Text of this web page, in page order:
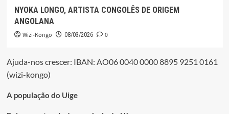
NYOKA LONGO, ARTISTA CONGOLÊS DE ORIGEM
ANGOLANA
Wizi-Kongo 08/03/2026 0
Ajuda-nos crescer: IBAN: AO06 0040 0000 8895 9251 0161
(wizi-kongo)
A população do Uige